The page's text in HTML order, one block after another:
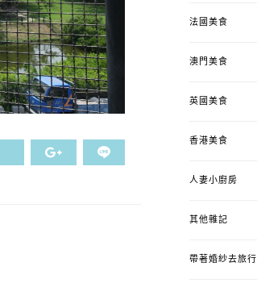
法國美食
澳門美食
英國美食
香港美食
人妻小廚房
其他雜記
帶著婚紗去旅行